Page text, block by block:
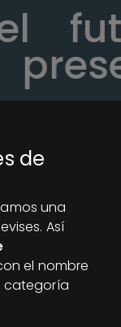
de
una
Así
el nombre
categoría